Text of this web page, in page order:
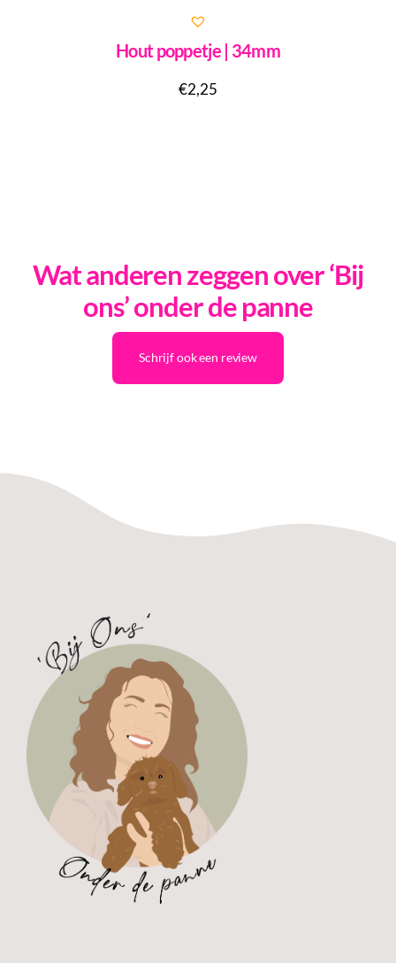
Hout poppetje | 34mm
€2,25
Wat anderen zeggen over ‘Bij
ons’ onder de panne
Schrijf ook een review